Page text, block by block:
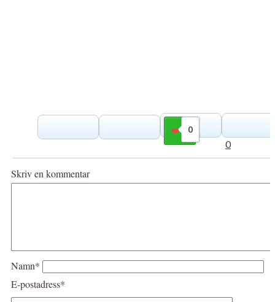
0
Gilla
0
Skriv en kommentar
Namn*
E-postadress*